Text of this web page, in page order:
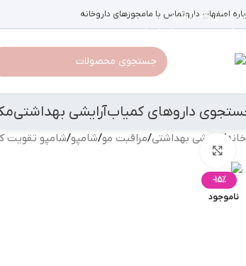
رد کردن به ناوبری
رد کردن به محتوای اصلی
اصفهان داروتماس با مامجوزهای داروخانه
داروهای کمیابآرایشی بهداشتی
خانه/ آرایشی بهداشتی/مراقبت مو/شامپو/شامپو تقویت
-15%
ناموجود
مشاهده 360 درجه